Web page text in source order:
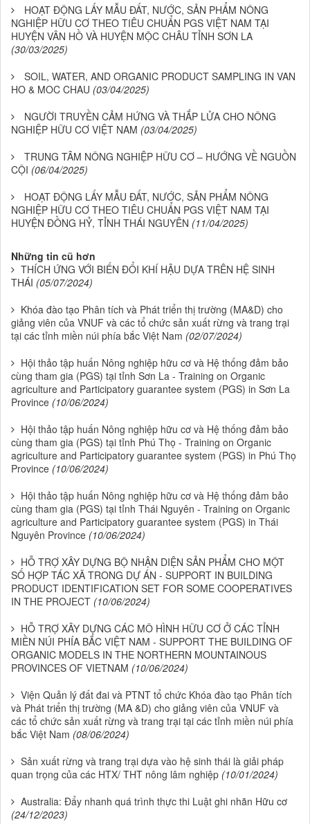
HOẠT ĐỘNG LẤY MẪU ĐẤT, NƯỚC, SẢN PHẨM NÔNG
NGHIỆP HỮU CƠ THEO TIÊU CHUẨN PGS VIỆT NAM TẠI
HUYỆN VÂN HỒ VÀ HUYỆN MỘC CHÂU TỈNH SƠN LA
(30/03/2025)
SOIL, WATER, AND ORGANIC PRODUCT SAMPLING IN VAN
HO & MOC CHAU (03/04/2025)
NGƯỜI TRUYỀN CẢM HỨNG VÀ THẮP LỬA CHO NÔNG
NGHIỆP HỮU CƠ VIỆT NAM (03/04/2025)
TRUNG TÂM NÔNG NGHIỆP HỮU CƠ – HƯỚNG VỀ NGUỒN
CỘI (06/04/2025)
HOẠT ĐỘNG LẤY MẪU ĐẤT, NƯỚC, SẢN PHẨM NÔNG
NGHIỆP HỮU CƠ THEO TIÊU CHUẨN PGS VIỆT NAM TẠI
HUYỆN ĐỒNG HỶ, TỈNH THÁI NGUYÊN (11/04/2025)
Những tin cũ hơn
THÍCH ỨNG VỚI BIẾN ĐỔI KHÍ HẬU DỰA TRÊN HỆ SINH
THÁI (05/07/2024)
Khóa đào tạo Phân tích và Phát triển thị trường (MA&D) cho
giảng viên của VNUF và các tổ chức sản xuất rừng và trang trại
tại các tỉnh miền núi phía bắc Việt Nam (02/07/2024)
Hội thảo tập huấn Nông nghiệp hữu cơ và Hệ thống đảm bảo
cùng tham gia (PGS) tại tỉnh Sơn La - Training on Organic
agriculture and Participatory guarantee system (PGS) in Sơn La
Province (10/06/2024)
Hội thảo tập huấn Nông nghiệp hữu cơ và Hệ thống đảm bảo
cùng tham gia (PGS) tại tỉnh Phú Thọ - Training on Organic
agriculture and Participatory guarantee system (PGS) in Phú Thọ
Province (10/06/2024)
Hội thảo tập huấn Nông nghiệp hữu cơ và Hệ thống đảm bảo
cùng tham gia (PGS) tại tỉnh Thái Nguyên - Training on Organic
agriculture and Participatory guarantee system (PGS) in Thái
Nguyên Province (10/06/2024)
HỖ TRỢ XÂY DỰNG BỘ NHẬN DIỆN SẢN PHẨM CHO MỘT
SỐ HỢP TÁC XÃ TRONG DỰ ÁN - SUPPORT IN BUILDING
PRODUCT IDENTIFICATION SET FOR SOME COOPERATIVES
IN THE PROJECT (10/06/2024)
HỖ TRỢ XÂY DỰNG CÁC MÔ HÌNH HỮU CƠ Ở CÁC TỈNH
MIỀN NÚI PHÍA BẮC VIỆT NAM - SUPPORT THE BUILDING OF
ORGANIC MODELS IN THE NORTHERN MOUNTAINOUS
PROVINCES OF VIETNAM (10/06/2024)
Viện Quản lý đất đai và PTNT tổ chức Khóa đào tạo Phân tích
và Phát triển thị trường (MA &D) cho giảng viên của VNUF và
các tổ chức sản xuất rừng và trang trại tại các tỉnh miền núi phía
bắc Việt Nam (08/06/2024)
Sản xuất rừng và trang trại dựa vào hệ sinh thái là giải pháp
quan trọng của các HTX/ THT nông lâm nghiệp (10/01/2024)
Australia: Đẩy nhanh quá trình thực thi Luật ghi nhãn Hữu cơ
(24/12/2023)